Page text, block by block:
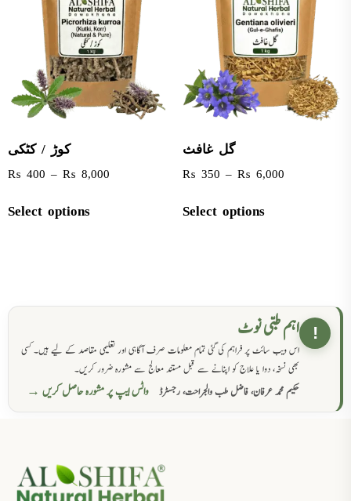
کوڑ / کٹکی
₨ 400 – ₨ 8,000
Select options
گل غافث
₨ 350 – ₨ 6,000
Select options
! اہم طبی نوٹ
اس ویب سائٹ پر فراہم کی گئی تمام معلومات صرف آگاہی اور تعلیمی مقاصد کے لیے ہیں۔ کسی
بھی نسخہ، دوا یا علاج کو اپنانے سے قبل مستند معالج سے مشورہ ضرور کریں۔
حکیم محمد عرفان، فاضل طب والجراحت، رجسٹرڈ
واٹس ایپ پر مشورہ حاصل کریں →